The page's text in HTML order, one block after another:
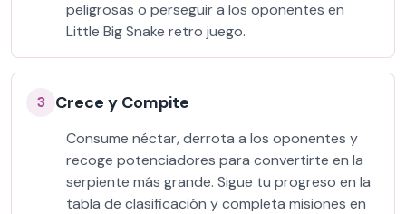
peligrosas o perseguir a los oponentes en
Little Big Snake retro juego.
3 Crece y Compite
Consume néctar, derrota a los oponentes y
recoge potenciadores para convertirte en la
serpiente más grande. Sigue tu progreso en la
tabla de clasificación y completa misiones en